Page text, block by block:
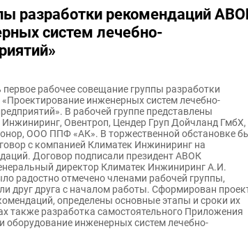
разработки рекомендаций
систем лечебно-
первое рабочее совещание группы разработки
инженерных систем лечебно-
В рабочей группе представлены
Овентроп, Цендер Груп Дойчланд ГмбХ,
ООО ППФ «АК». В торжественной обстановке
с компанией Климатек Инжиниринг на
Договор подписали президент АВОК
директор Климатек Инжиниринг А.И.
радостно отмечено членами рабочей группы,
друг друга с началом работы. Сформирован
определены основные этапы и сроки их
также разработка самостоятельного Приложения
оборудование инженерных систем лечебно-